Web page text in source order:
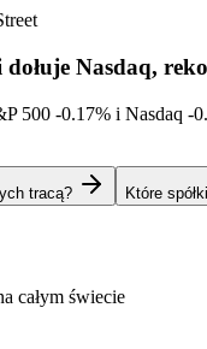
Nasdaq,
500 -0.17% i Nasdaq -
tracą? Które
całym świecie